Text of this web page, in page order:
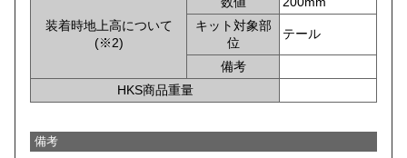
装着時地上高について
(※2)
キット対象部
位
テール
備考
HKS商品重量
備考